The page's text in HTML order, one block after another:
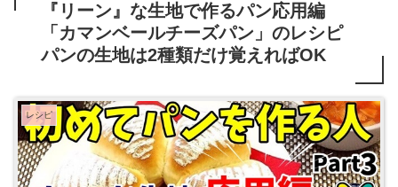
『リーン』な生地で作るパン応用編
「カマンベールチーズパン」のレシピ
パンの生地は2種類だけ覚えればOK
レシピ